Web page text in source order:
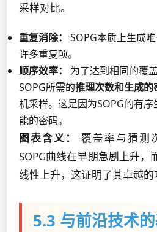
采样对比。
重复消除：
SOPG本质上生成
许多重复项。
顺序效率：
为了达到相同的覆
SOPG所需的推理次数和生成
机采样。这是因为SOPG的有序
能的密码。
图表含义：
覆盖率与猜测
SOPG曲线在早期急剧上升，
线性上升，这证明了其卓越的
5.3 与前沿技术